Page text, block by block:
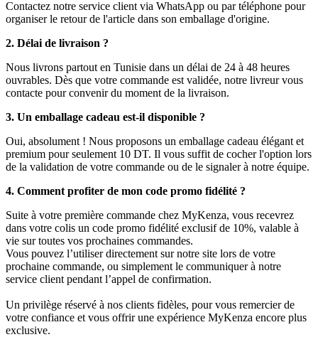
Contactez notre service client via WhatsApp ou par téléphone pour
organiser le retour de l'article dans son emballage d'origine.
2. Délai de livraison ?
Nous livrons partout en Tunisie dans un délai de 24 à 48 heures
ouvrables. Dès que votre commande est validée, notre livreur vous
contacte pour convenir du moment de la livraison.
3. Un emballage cadeau est-il disponible ?
Oui, absolument ! Nous proposons un emballage cadeau élégant et
premium pour seulement 10 DT. Il vous suffit de cocher l'option lors
de la validation de votre commande ou de le signaler à notre équipe.
4. Comment profiter de mon code promo fidélité ?
Suite à votre première commande chez MyKenza, vous recevrez
dans votre colis un code promo fidélité exclusif de 10%, valable à
vie sur toutes vos prochaines commandes.
Vous pouvez l’utiliser directement sur notre site lors de votre
prochaine commande, ou simplement le communiquer à notre
service client pendant l’appel de confirmation.
Un privilège réservé à nos clients fidèles, pour vous remercier de
votre confiance et vous offrir une expérience MyKenza encore plus
exclusive.